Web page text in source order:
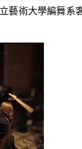
藝術大學編舞系